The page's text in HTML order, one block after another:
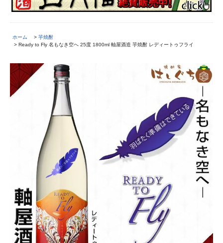
ホーム > 芋焼酎
> Ready to Fly 名もなき空へ 25度 1800ml 軸屋酒造 芋焼酎 レディートゥフライ